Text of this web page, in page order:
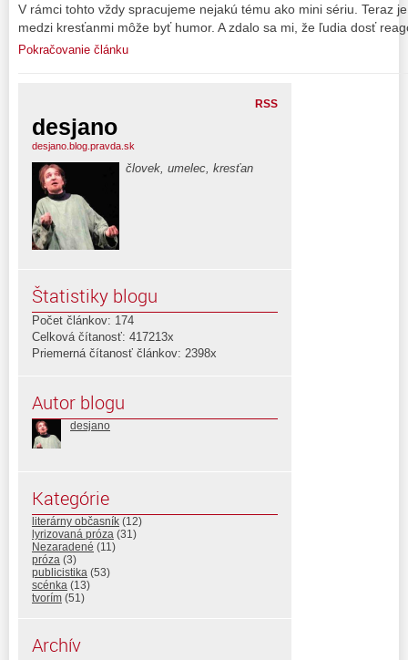
V rámci tohto vždy spracujeme nejakú tému ako mini sériu. Teraz
medzi kresťanmi môže byť humor. A zdalo sa mi, že ľudia dosť
Pokračovanie článku
RSS
desjano
desjano.blog.pravda.sk
človek, umelec, kresťan
Štatistiky blogu
Počet článkov: 174
Celková čítanosť: 417213x
Priemerná čítanosť článkov: 2398x
Autor blogu
desjano
Kategórie
literárny občasník (12)
lyrizovaná próza (31)
Nezaradené (11)
próza (3)
publicistika (53)
scénka (13)
tvorím (51)
Archív